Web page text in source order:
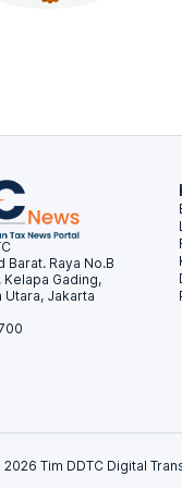
Barat. Raya No.B
Kelapa Gading,
Utara, Jakarta
2026 Tim DDTC Digital